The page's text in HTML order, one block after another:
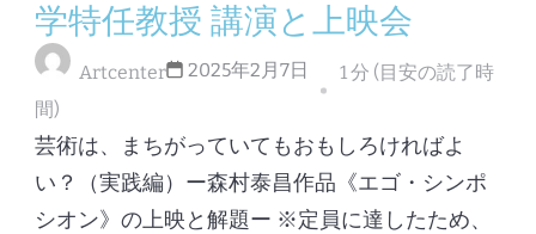
学特任教授 講演と上映会
Artcenter 2025年2月7日
1 分 (目安の読了時
間)
芸術は、まちがっていてもおもしろければよ
い？（実践編）ー森村泰昌作品《エゴ・シンポ
シオン》の上映と解題ー ※定員に達したため、